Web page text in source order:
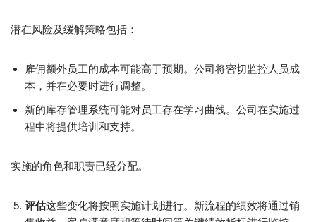
潜在风险及缓解策略包括：
雇佣额外员工的成本可能高于预期。公司将密切监控人员成
本，并在必要时进行调整。
新的库存管理系统可能对员工存在学习曲线。公司在实施过
程中将提供培训和支持。
实施的角色和职责已经分配。
评估这些变化将按照实施计划进行。新流程的绩效将通过销